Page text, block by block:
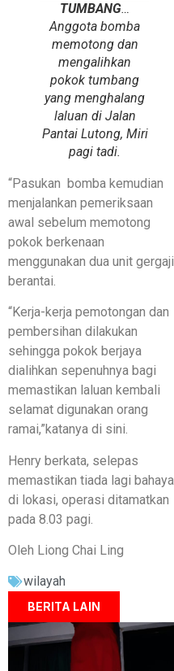
TUMBANG…
Anggota bomba
memotong dan
mengalihkan
pokok tumbang
yang menghalang
laluan di Jalan
Pantai Lutong, Miri
pagi tadi.
“Pasukan bomba kemudian
menjalankan pemeriksaan
awal sebelum memotong
pokok berkenaan
menggunakan dua unit gergaji
berantai.
“Kerja-kerja pemotongan dan
pembersihan dilakukan
sehingga pokok berjaya
dialihkan sepenuhnya bagi
memastikan laluan kembali
selamat digunakan orang
ramai,”katanya di sini.
Henry berkata, selepas
memastikan tiada lagi bahaya
di lokasi, operasi ditamatkan
pada 8.03 pagi.
Oleh Liong Chai Ling
wilayah
BERITA LAIN